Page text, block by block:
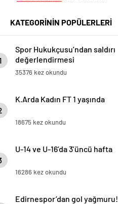
KATEGORİNİN POPÜLERLERİ
Spor Hukukçusu’ndan saldırı
değerlendirmesi
35376 kez okundu
K.Arda Kadın FT 1 yaşında
18675 kez okundu
U-14 ve U-16’da 3’üncü hafta
16286 kez okundu
Edirnespor’dan gol yağmuru!